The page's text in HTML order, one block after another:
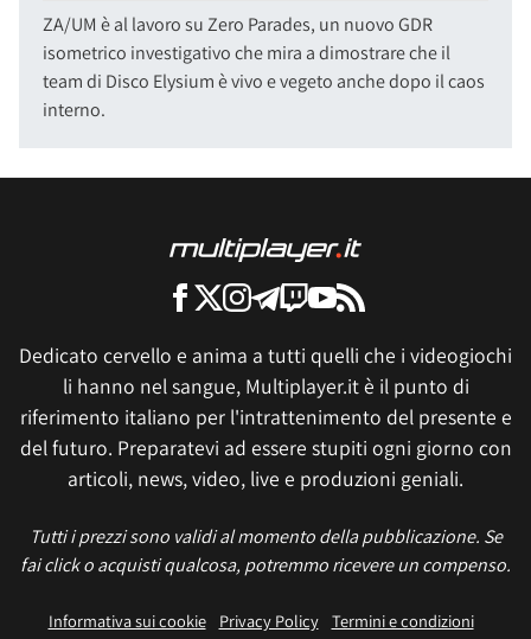
ZA/UM è al lavoro su Zero Parades, un nuovo GDR
isometrico investigativo che mira a dimostrare che il
team di Disco Elysium è vivo e vegeto anche dopo il caos
interno.
Dedicato cervello e anima a tutti quelli che i videogiochi
li hanno nel sangue, Multiplayer.it è il punto di
riferimento italiano per l'intrattenimento del presente e
del futuro. Preparatevi ad essere stupiti ogni giorno con
articoli, news, video, live e produzioni geniali.
Tutti i prezzi sono validi al momento della pubblicazione. Se
fai click o acquisti qualcosa, potremmo ricevere un compenso.
Informativa sui cookie Privacy Policy
Termini e condizioni